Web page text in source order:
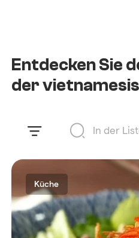
Entdecken Sie
der
Küche